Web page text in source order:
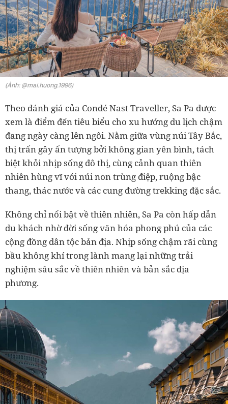
(Ảnh: @mai.huong.1996)
Theo đánh giá của Condé Nast Traveller, Sa Pa được
xem là điểm đến tiêu biểu cho xu hướng du lịch chậm
đang ngày càng lên ngôi. Nằm giữa vùng núi Tây Bắc,
thị trấn gây ấn tượng bởi không gian yên bình, tách
biệt khỏi nhịp sống đô thị, cùng cảnh quan thiên
nhiên hùng vĩ với núi non trùng điệp, ruộng bậc
thang, thác nước và các cung đường trekking đặc sắc.
Không chỉ nổi bật về thiên nhiên, Sa Pa còn hấp dẫn
du khách nhờ đời sống văn hóa phong phú của các
cộng đồng dân tộc bản địa. Nhịp sống chậm rãi cùng
bầu không khí trong lành mang lại những trải
nghiệm sâu sắc về thiên nhiên và bản sắc địa
phương.